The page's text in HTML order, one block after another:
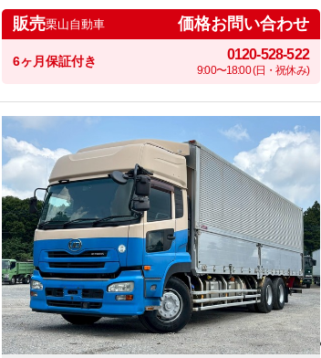
販売栗山自動車 価格お問い合わせ
6ヶ月保証付き 0120-528-522
9:00〜18:00 (日・祝休み)